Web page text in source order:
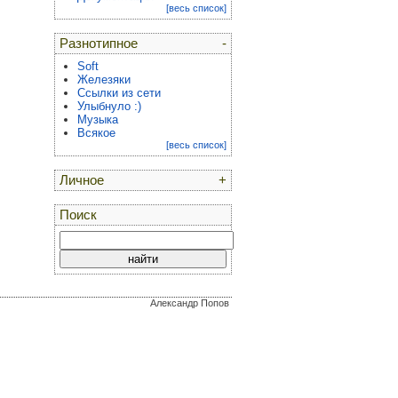
[весь список]
-
Разнотипное
Soft
Железяки
Ссылки из сети
Улыбнуло :)
Музыка
Всякое
[весь список]
+
Личное
Поиск
Александр Попов